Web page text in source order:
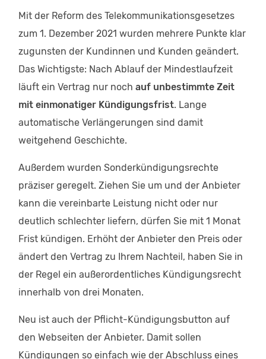
Mit der Reform des Telekommunikationsgesetzes
zum 1. Dezember 2021 wurden mehrere Punkte klar
zugunsten der Kundinnen und Kunden geändert.
Das Wichtigste: Nach Ablauf der Mindestlaufzeit
läuft ein Vertrag nur noch auf unbestimmte Zeit
mit einmonatiger Kündigungsfrist. Lange
automatische Verlängerungen sind damit
weitgehend Geschichte.
Außerdem wurden Sonderkündigungsrechte
präziser geregelt. Ziehen Sie um und der Anbieter
kann die vereinbarte Leistung nicht oder nur
deutlich schlechter liefern, dürfen Sie mit 1 Monat
Frist kündigen. Erhöht der Anbieter den Preis oder
ändert den Vertrag zu Ihrem Nachteil, haben Sie in
der Regel ein außerordentliches Kündigungsrecht
innerhalb von drei Monaten.
Neu ist auch der Pflicht-Kündigungsbutton auf
den Webseiten der Anbieter. Damit sollen
Kündigungen so einfach wie der Abschluss eines